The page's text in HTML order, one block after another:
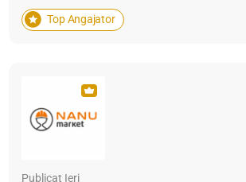
Top Angajator
Publicat Ieri